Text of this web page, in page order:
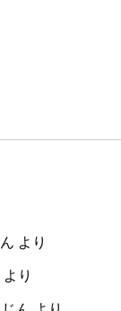
より
より